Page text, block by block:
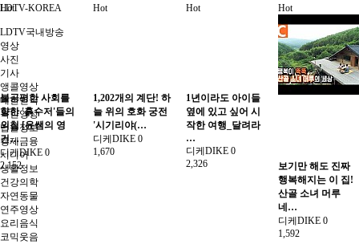
LDTV-KOREA
LDTV국내방송
영상
사진
기사
앵콜영상
대한민국
북한영상
법률정보
경제금융
시니어
생활정보
건강의학
자연동물
연주영상
요리음식
코믹웃음
Hot
불공평한 사회를
향한 '흙수저'들의
외침 [윤쌤의 영
건…
디케DIKE 0
2,152
Hot
1,202개의 계단! 하
늘 위의 호화 궁전
'시기리야(…
디케DIKE 0
1,670
Hot
1년이라도 아이들
옆에 있고 싶어 시
작한 여행_달려라
…
디케DIKE 0
2,326
Hot
보기만 해도 진짜
행복해지는 이 집!
산골 소녀 머루
네…
디케DIKE 0
1,592